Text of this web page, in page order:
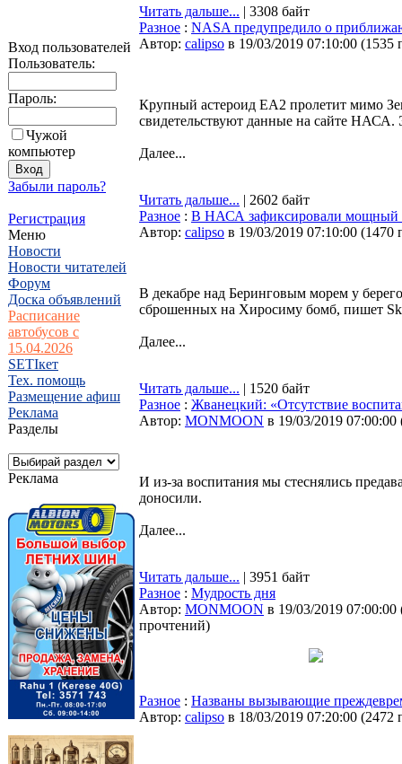
Вход пользователей
Пользователь:
Пароль:
Чужой
компьютер
Забыли пароль?
Регистрация
Меню
Новости
Новости читателей
Форум
Доска объявлений
Расписание
автобусов с
15.04.2026
SETIкет
Тех. помощь
Размещение афиш
Реклама
Разделы
Реклама
Читать дальше... | 3308 байт
Разное : NASA предупредило о
Автор: calipso в 19/03/2019 07:10:00 (1535
Крупный астероид EA2 пролетит мимо
свидетельствуют данные на сайте
Далее...
Читать дальше... | 2602 байт
Разное : В НАСА зафиксировали мощный
Автор: calipso в 19/03/2019 07:10:00 (1470
В декабре над Беринговым морем у
сброшенных на Хиросиму бомб, пишет
Далее...
Читать дальше... | 1520 байт
Разное : Жванецкий: «Отсутствие
Автор: MONMOON в 19/03/2019 07:00:00
И из-за воспитания мы стеснялись
доносили.
Далее...
Читать дальше... | 3951 байт
Разное : Мудрость дня
Автор: MONMOON в 19/03/2019 07:00:00
прочтений)
Разное : Названы вызывающие
Автор: calipso в 18/03/2019 07:20:00 (2472